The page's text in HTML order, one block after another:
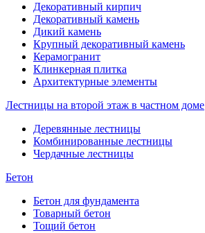
Декоративный кирпич
Декоративный камень
Дикий камень
Крупный декоративный камень
Керамогранит
Клинкерная плитка
Архитектурные элементы
Лестницы на второй этаж в частном доме
Деревянные лестницы
Комбинированные лестницы
Чердачные лестницы
Бетон
Бетон для фундамента
Товарный бетон
Тощий бетон